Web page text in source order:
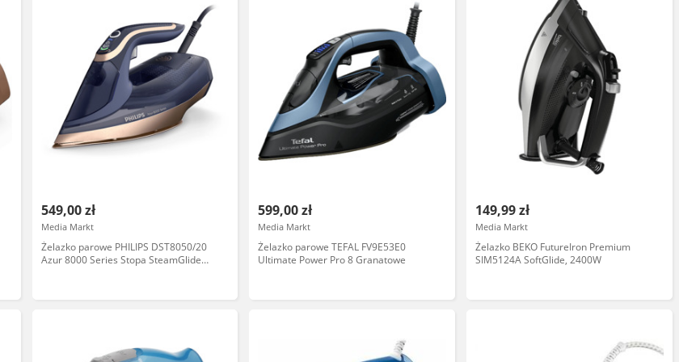
549,00 zł
Media Markt
Żelazko parowe PHILIPS DST8050/20
Azur 8000 Series Stopa SteamGlide
599,00 zł
Media Markt
Żelazko parowe TEFAL FV9E53E0
Ultimate Power Pro 8 Granatowe
149,99 zł
Media Markt
Żelazko BEKO FutureIron Premium
SIM5124A SoftGlide, 2400W